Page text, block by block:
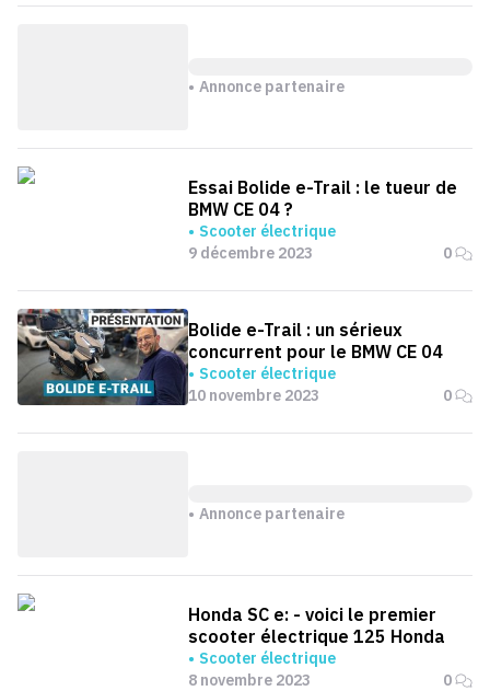
Annonce partenaire
Essai Bolide e-Trail : le tueur de
BMW CE 04 ?
Scooter électrique
9 décembre 2023
0
Bolide e-Trail : un sérieux
concurrent pour le BMW CE 04
Scooter électrique
10 novembre 2023
0
Annonce partenaire
Honda SC e: - voici le premier
scooter électrique 125 Honda
Scooter électrique
8 novembre 2023
0